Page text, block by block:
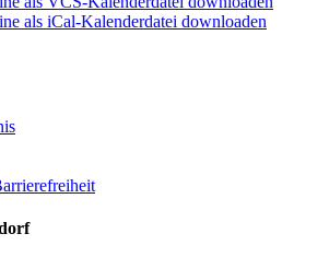
als iCal-Kalenderdatei downloaden